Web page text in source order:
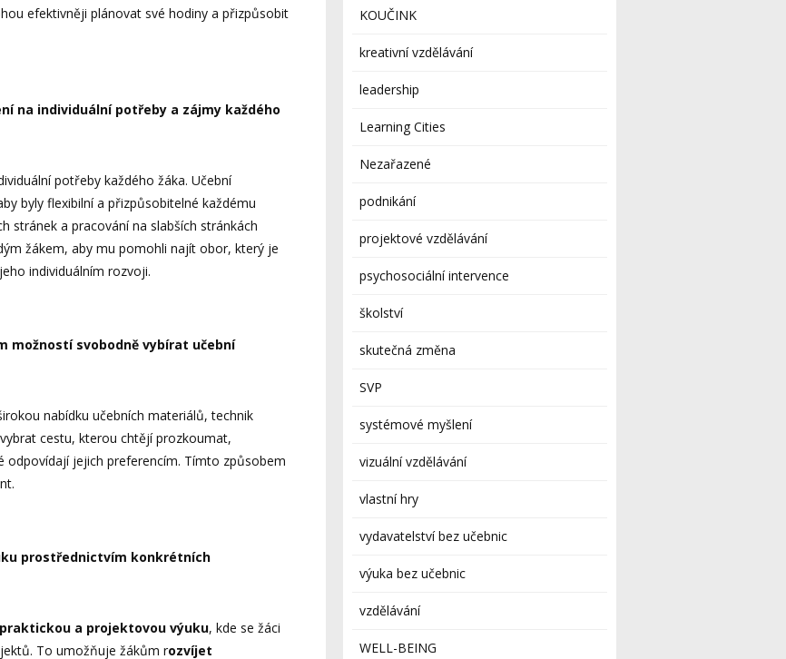
efektivněji plánovat své hodiny a přizpůsobit
na individuální potřeby a zájmy každého
potřeby každého žáka. Učební
byly flexibilní a přizpůsobitelné každému
stránek a pracování na slabších stránkách
žákem, aby mu pomohli najít obor, který je
individuálním rozvoji.
možností svobodně vybírat učební
nabídku učebních materiálů, technik
cestu, kterou chtějí prozkoumat,
odpovídají jejich preferencím. Tímto způsobem
prostřednictvím konkrétních
praktickou a projektovou výuku, kde se žáci
To umožňuje žákům rozvíjet
KOUČINK
kreativní vzdělávání
leadership
Learning Cities
Nezařazené
podnikání
projektové vzdělávání
psychosociální intervence
školství
skutečná změna
SVP
systémové myšlení
vizuální vzdělávání
vlastní hry
vydavatelství bez učebnic
výuka bez učebnic
vzdělávání
WELL-BEING